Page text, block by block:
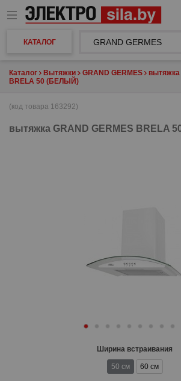
КАТАЛОГ
Каталог Вытяжки GRAND GERMES
вытяжка
BRELA 50 (БЕЛЫЙ)
(код товара 163292)
вытяжка GRAND GERMES BRELA
Ширина встраивания
50 см 60 см